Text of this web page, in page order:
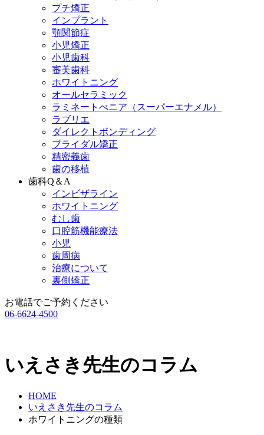
プチ矯正
インプラント
顎関節症
小児矯正
小児歯科
審美歯科
ホワイトニング
オールセラミック
ラミネートべニア （スーパーエナメル）
ラブリエ
ダイレクトボンディング
ブライダル矯正
精密義歯
歯の移植
歯科Q＆A
インビザライン
ホワイトニング
むし歯
口腔筋機能療法
小児
歯周病
治療について
裏側矯正
お電話でご予約ください
06-6624-4500
いえさき先生のコラム
HOME
いえさき先生のコラム
ホワイトニングの種類